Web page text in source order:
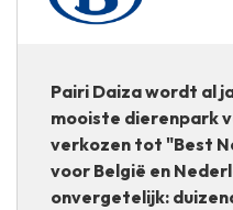
Pairi Daiza wordt al
mooiste dierenpark
verkozen tot "Best
voor België en
onvergetelijk: